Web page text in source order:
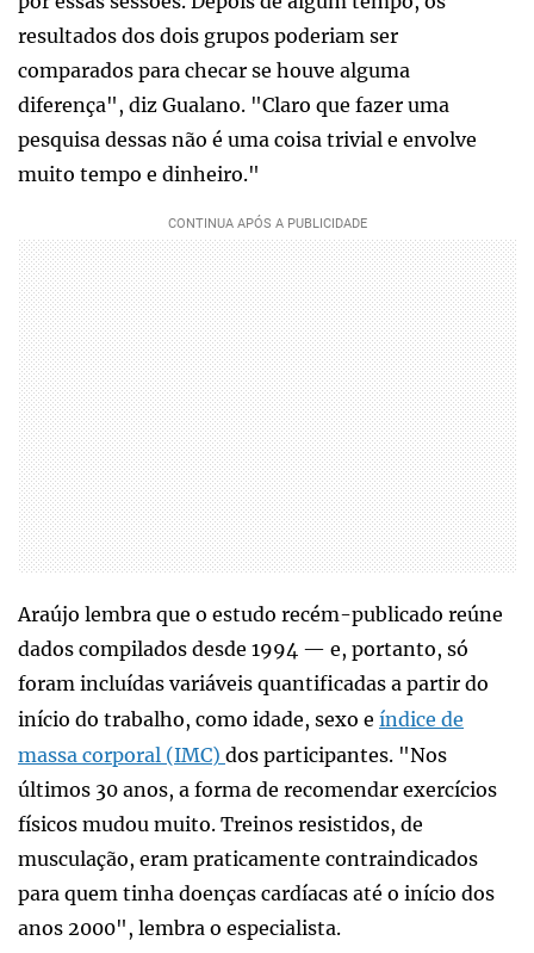
resultados dos dois grupos poderiam ser
comparados para checar se houve alguma
diferença", diz Gualano. "Claro que fazer uma
pesquisa dessas não é uma coisa trivial e envolve
muito tempo e dinheiro."
Araújo lembra que o estudo recém-publicado reúne
dados compilados desde 1994 — e, portanto, só
foram incluídas variáveis quantificadas a partir do
início do trabalho, como idade, sexo e índice de
massa corporal (IMC) dos participantes. "Nos
últimos 30 anos, a forma de recomendar exercícios
físicos mudou muito. Treinos resistidos, de
musculação, eram praticamente contraindicados
para quem tinha doenças cardíacas até o início dos
anos 2000", lembra o especialista.